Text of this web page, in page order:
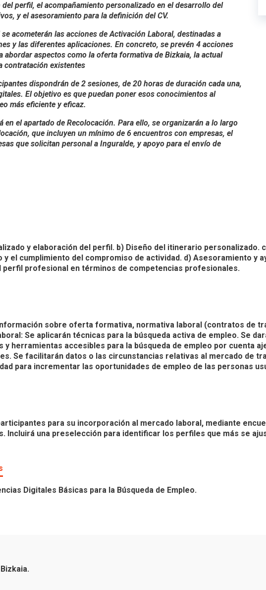
perfil, el acompañamiento personalizado en el desarrollo del
y el asesoramiento para la definición del CV.
acometerán las acciones de Activación Laboral, destinadas a
y las diferentes aplicaciones. En concreto, se prevén 4 acciones
abordar aspectos como la oferta formativa de Bizkaia, la actual
contratación existentes
dispondrán de 2 sesiones, de 20 horas de duración cada una,
El objetivo es que puedan poner esos conocimientos al
más eficiente y eficaz.
el apartado de Recolocación. Para ello, se organizarán a lo largo
que incluyen un mínimo de 6 encuentros con empresas, el
que solicitan personal a Inguralde, y apoyo para el envío de
y elaboración del perfil. b) Diseño del itinerario personalizado.
el cumplimiento del compromiso de actividad. d) Asesoramiento y
profesional en términos de competencias profesionales.
sobre oferta formativa, normativa laboral (contratos de
Se aplicarán técnicas para la búsqueda activa de empleo. Se
y herramientas accesibles para la búsqueda de empleo por cuenta
Se facilitarán datos o las circunstancias relativas al mercado de
para incrementar las oportunidades de empleo de las personas
para su incorporación al mercado laboral, mediante
Incluirá una preselección para identificar los perfiles que más se
Digitales Básicas para la Búsqueda de Empleo.